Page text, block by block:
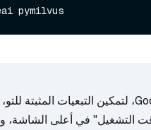
التشغيل" في أعلى الشاشة،